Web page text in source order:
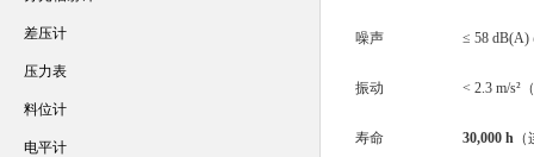
噪声 ≤ 58 dB(A)
振动 < 2.3 m/s²
寿命 30,000 h（
差压计
压力表
料位计
电平计